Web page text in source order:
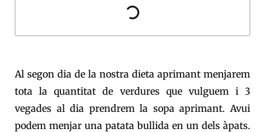
Al segon dia de la nostra dieta aprimant menjarem
tota la quantitat de verdures que vulguem i 3
vegades al dia prendrem la sopa aprimant. Avui
podem menjar una patata bullida en un dels àpats.